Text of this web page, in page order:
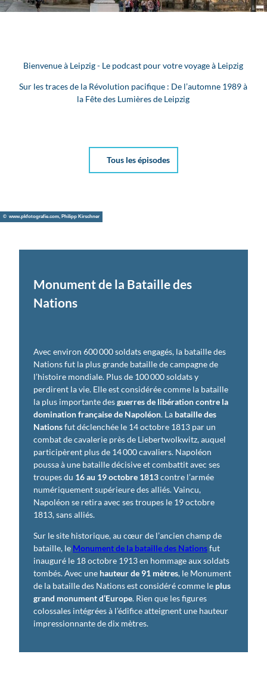
Bienvenue à Leipzig - Le podcast pour votre voyage à Leipzig
Sur les traces de la Révolution pacifique : De l’automne 1989 à
la Fête des Lumières de Leipzig
Tous les épisodes
© www.pkfotografie.com, Philipp Kirschner
Monument de la Bataille des
Nations
Avec environ 600 000 soldats engagés, la bataille des
Nations fut la plus grande bataille de campagne de
l’histoire mondiale. Plus de 100 000 soldats y
perdirent la vie. Elle est considérée comme la bataille
la plus importante desguerres de libération contre la
domination française de Napoléon. La bataille des
Nationsfut déclenchée le 14 octobre 1813 par un
combat de cavalerie près de Liebertwolkwitz, auquel
participèrent plus de 14 000 cavaliers. Napoléon
poussa à une bataille décisive et combattit avec ses
troupes du 16 au 19 octobre 1813contre l’armée
numériquement supérieure des alliés. Vaincu,
Napoléon se retira avec ses troupes le 19 octobre
1813, sans alliés.
Sur le site historique, au cœur de l’ancien champ de
bataille, le Monument de la bataille des Nationsfut
inauguré le 18 octobre 1913 en hommage aux soldats
tombés. Avec une hauteur de 91 mètres, le Monument
de la bataille des Nations est considéré comme le plus
grand monument d’Europe. Rien que les figures
colossales intégrées à l’édifice atteignent une hauteur
impressionnante de dix mètres.